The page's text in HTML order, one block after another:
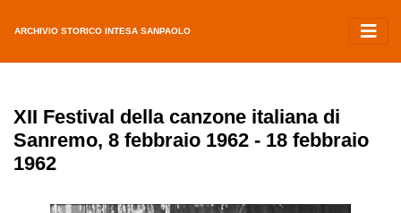
ARCHIVIO STORICO INTESA SANPAOLO
XII Festival della canzone italiana di
Sanremo, 8 febbraio 1962 - 18 febbraio
1962